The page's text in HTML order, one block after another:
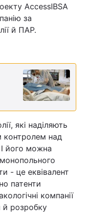
AccessIBSA
за
й ПАР.
які наділяють
контролем над
його можна
- це еквівалент
патенти
компанії
й розробку